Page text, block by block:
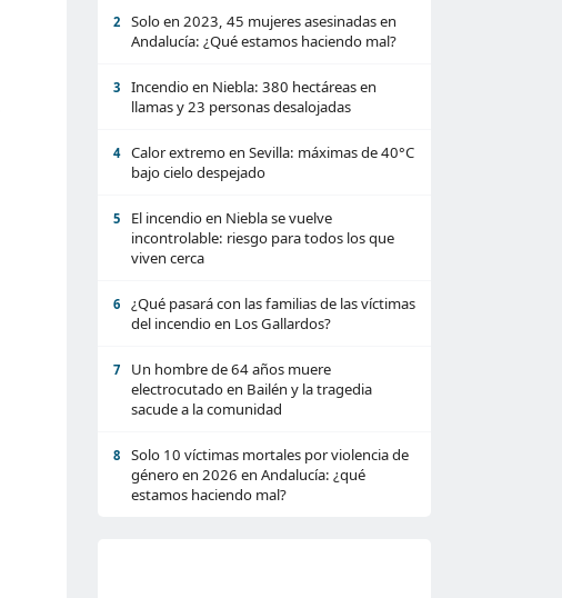
2
Solo en 2023, 45 mujeres asesinadas en
Andalucía: ¿Qué estamos haciendo mal?
3
Incendio en Niebla: 380 hectáreas en
llamas y 23 personas desalojadas
4
Calor extremo en Sevilla: máximas de 40°C
bajo cielo despejado
5
El incendio en Niebla se vuelve
incontrolable: riesgo para todos los que
viven cerca
6
¿Qué pasará con las familias de las víctimas
del incendio en Los Gallardos?
7
Un hombre de 64 años muere
electrocutado en Bailén y la tragedia
sacude a la comunidad
8
Solo 10 víctimas mortales por violencia de
género en 2026 en Andalucía: ¿qué
estamos haciendo mal?